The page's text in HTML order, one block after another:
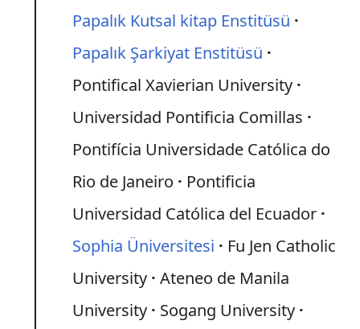
Papalık Kutsal kitap Enstitüsü
Papalık Şarkiyat Enstitüsü
Pontifical Xavierian University
Universidad Pontificia Comillas
Pontifícia Universidade Católica do
Rio de Janeiro
Pontificia
Universidad Católica del Ecuador
Sophia Üniversitesi
Fu Jen Catholic
University Ateneo de Manila
University
Sogang University